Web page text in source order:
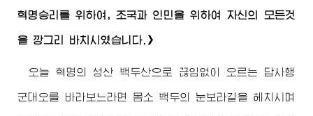
혁명승리를 위하여, 조국과 인민을 위하여 자신의 모든것
을 깡그리 바치시였습니다.》
오늘 혁명의 성산 백두산으로 끊임없이 오르는 답사행
군대오를 바라보느라면 몸소 백두의 눈보라길을 헤치시며